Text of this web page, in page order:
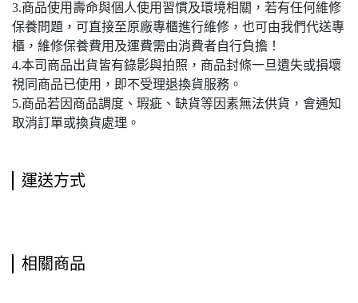
3.商品使用壽命與個人使用習慣及環境相關，若有任何維修
保養問題，可直接至原廠專櫃進行維修，也可由我們代送專
櫃，維修保養費用及運費需由消費者自行負擔！
4.本司商品出貨皆有錄影與拍照，商品封條一旦遺失或損壞
視同商品已使用，即不受理退換貨服務。
5.商品若因商品調度、瑕疵、缺貨等因素無法供貨，會通知
取消訂單或換貨處理。
運送方式
相關商品